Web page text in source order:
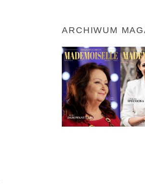
ARCHIWUM